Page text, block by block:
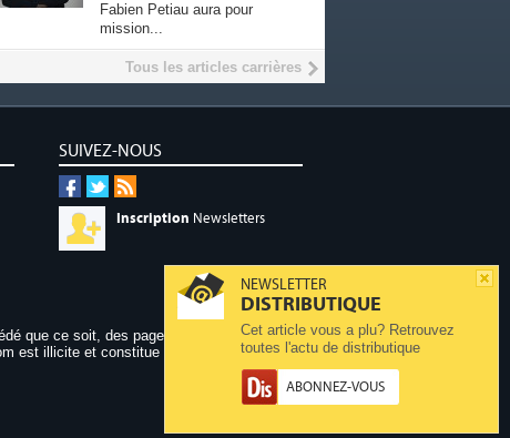
NEWSLETTER
DISTRIBUTIQUE
Cet article vous a plu? Retrouvez
toutes l'actu de distributique
ABONNEZ-VOUS
Fabien Petiau aura pour
mission...
Tous les articles carrières
SUIVEZ-NOUS
Inscription Newsletters
que ce soit, des pages publiées sur ce site,
est illicite et constitue une contrefaçon.